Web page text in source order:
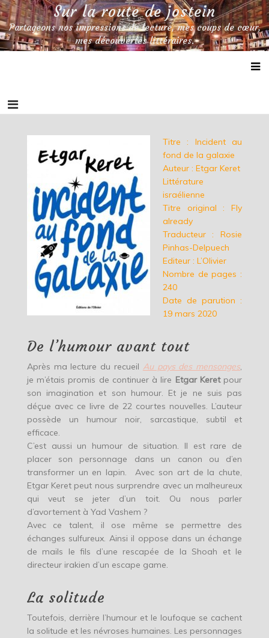
Skip
to
content
Sur la route de jostein
Partageons nos impressions de lecture, mes coups de cœur,
mes découvertes littéraires.
Titre : Incident au
fond de la galaxie
Auteur : Etgar Keret
Littérature
israélienne
Titre original : Fly
already
Traducteur : Rosie
Pinhas-Delpuech
Editeur : L’Olivier
Nombre de pages :
240
Date de parution :
19 mars 2020
De l’humour avant tout
Après ma lecture du recueil Au pays des mensonges,
je m’étais promis de continuer à lire Etgar Keretpour
son imagination et son humour. Et je ne suis pas
déçue avec ce livre de 22 courtes nouvelles. L’auteur
possède un humour noir, sarcastique, subtil et
efficace.
C’est aussi un humour de situation. Il est rare de
placer son personnage dans un canon ou d’en
transformer un en lapin. Avec son art de la chute,
Etgar Keret peut nous surprendre avec un malheureux
qui veut se jeter d’un toit. Ou nous parler
d’avortement à Yad Vashem ?
Avec ce talent, il ose même se permettre des
échanges sulfureux. Ainsi il oppose dans un échange
de mails le fils d’une rescapée de la Shoah et le
directeur irakien d’un escape game.
La solitude
Toutefois, derrière l’humour et le loufoque se cachent
la solitude et les névroses humaines. Les personnages